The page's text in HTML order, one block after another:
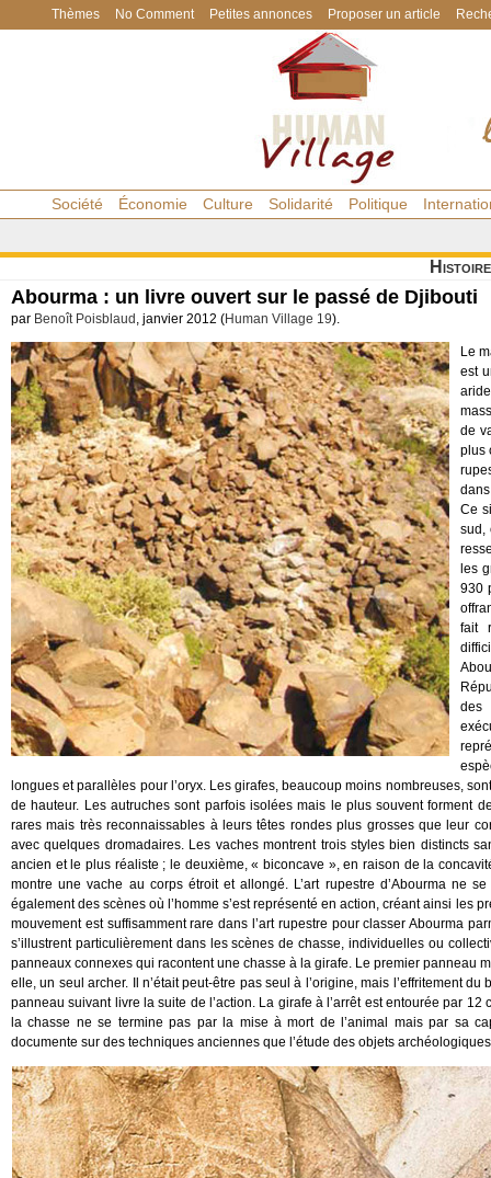
Thèmes No Comment Petites annonces Proposer un article
Société Économie Culture Solidarité Politique
Histoire
Abourma : un livre ouvert sur le passé de Djibouti
par Benoît Poisblaud , janvier 2012 (Human Village 19).
Le
est
de
plus
dans
Ce
sud,
les
930
fait
des
longues et parallèles pour l’oryx. Les girafes, beaucoup moins nombreuses,
de hauteur. Les autruches sont parfois isolées mais le plus souvent forment
rares mais très reconnaissables à leurs têtes rondes plus grosses que leur
avec quelques dromadaires. Les vaches montrent trois styles bien distincts
ancien et le plus réaliste ; le deuxième, « biconcave », en raison de la
montre une vache au corps étroit et allongé. L’art rupestre d’Abourma ne
également des scènes où l’homme s’est représenté en action, créant ainsi les
mouvement est suffisamment rare dans l’art rupestre pour classer Abourma
s’illustrent particulièrement dans les scènes de chasse, individuelles ou
panneaux connexes qui racontent une chasse à la girafe. Le premier panneau
elle, un seul archer. Il n’était peut-être pas seul à l’origine, mais l’effritement
panneau suivant livre la suite de l’action. La girafe à l’arrêt est entourée par
la chasse ne se termine pas par la mise à mort de l’animal mais par sa
documente sur des techniques anciennes que l’étude des objets